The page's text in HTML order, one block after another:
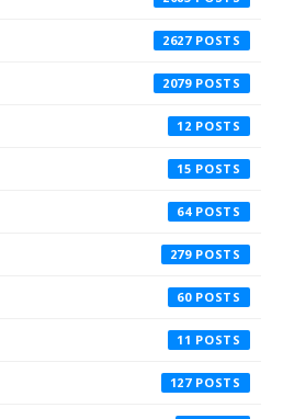
2627
2079
12
15
64
279
60
11
127